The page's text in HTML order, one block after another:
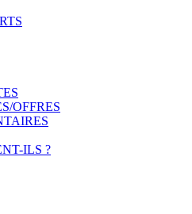
OFFRES
ILS ?